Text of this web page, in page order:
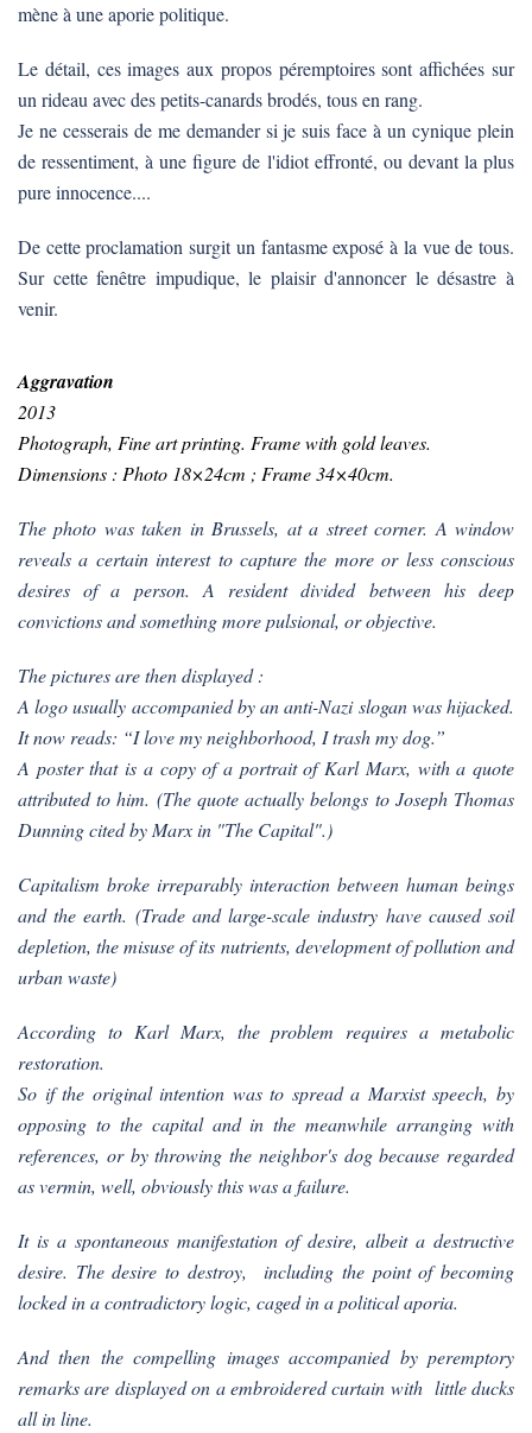
mène à une aporie politique.
Le détail, ces images aux propos péremptoires sont affichées sur
un rideau avec des petits-canards brodés, tous en rang.
Je ne cesserais de me demander si je suis face à un cynique plein
de ressentiment, à une figure de l'idiot effronté, ou devant la plus
pure innocence....
De cette proclamation surgit un fantasme exposé à la vue de tous.
Sur cette fenêtre impudique, le plaisir d'annoncer le désastre à
venir.
Aggravation
2013
Photograph, Fine art printing. Frame with gold leaves.
Dimensions : Photo 18×24cm ; Frame 34×40cm.
The photo was taken in Brussels, at a street corner. A window
reveals a certain interest to capture the more or less conscious
desires of a person. A resident divided between his deep
convictions and something more pulsional, or objective.
The pictures are then displayed :
A logo usually accompanied by an anti-Nazi slogan was hijacked.
It now reads: “I love my neighborhood, I trash my dog.”
A poster that is a copy of a portrait of Karl Marx, with a quote
attributed to him. (The quote actually belongs to Joseph Thomas
Dunning cited by Marx in "The Capital".)
Capitalism broke irreparably interaction between human beings
and the earth. (Trade and large-scale industry have caused soil
depletion, the misuse of its nutrients, development of pollution and
urban waste)
According to Karl Marx, the problem requires a metabolic
restoration.
So if the original intention was to spread a Marxist speech, by
opposing to the capital and in the meanwhilearranging with
references, or by throwing the neighbor's dog because regarded
as vermin, well, obviously this was a failure.
It is a spontaneous manifestation of desire, albeit a destructive
desire. The desire to destroy, including the point of becoming
locked in a contradictory logic, caged in a political aporia.
And then the compelling images accompanied by peremptory
remarks are displayed on a embroidered curtain with little ducks
all in line.